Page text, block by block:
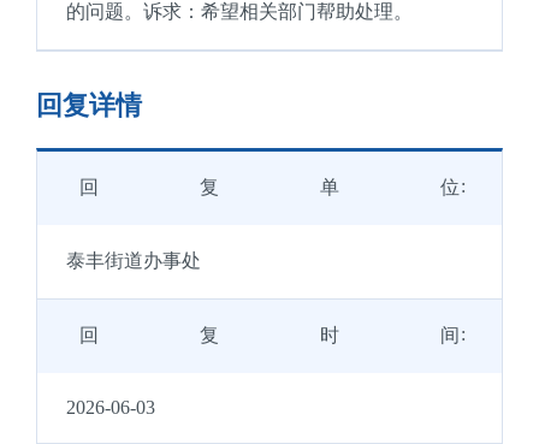
的问题。诉求：希望相关部门帮助处理。
回复详情
回复单位
泰丰街道办事处
回复时间
2026-06-03